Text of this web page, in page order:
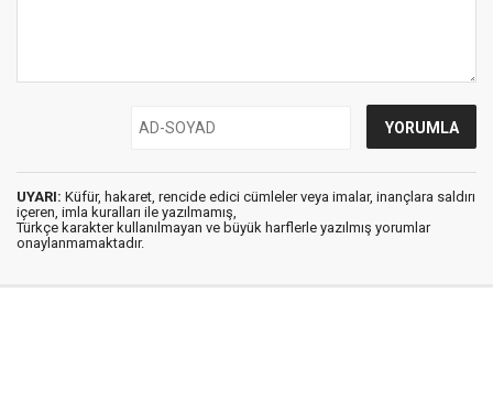
UYARI: Küfür, hakaret, rencide edici cümleler veya imalar, inançlara saldırı
içeren, imla kuralları ile yazılmamış,
Türkçe karakter kullanılmayan ve büyük harflerle yazılmış yorumlar
onaylanmamaktadır.